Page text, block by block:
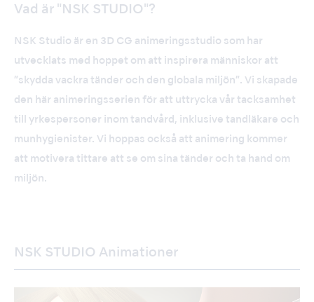
Vad är "NSK STUDIO"?
NSK Studio är en 3D CG animeringsstudio som har
utvecklats med hoppet om att inspirera människor att
”skydda vackra tänder och den globala miljön”. Vi skapade
den här animeringsserien för att uttrycka vår tacksamhet
till yrkespersoner inom tandvård, inklusive tandläkare och
munhygienister. Vi hoppas också att animering kommer
att motivera tittare att se om sina tänder och ta hand om
miljön.
NSK STUDIO Animationer